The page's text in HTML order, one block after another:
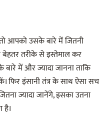
आपको उसके बारे में जितनी
बेहतर तरीके से इस्तेमाल कर
बारे में और ज्यादा जानना ताकि
इंसानी तंत्र के साथ ऐसा सच
ज्यादा जानेंगे, इसका उतना
है।